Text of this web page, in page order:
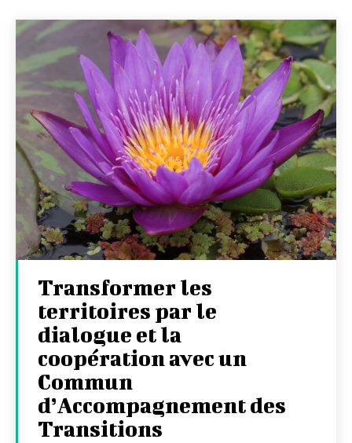
Transformer les
territoires par le
dialogue et la
coopération avec un
Commun
d’Accompagnement des
Transitions